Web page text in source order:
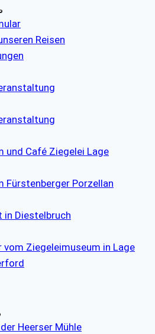
Reisen
und Café Ziegelei Lage
Fürstenberger Porzellan
in Diestelbruch
vom Ziegeleimuseum in Lage
Heerser Mühle